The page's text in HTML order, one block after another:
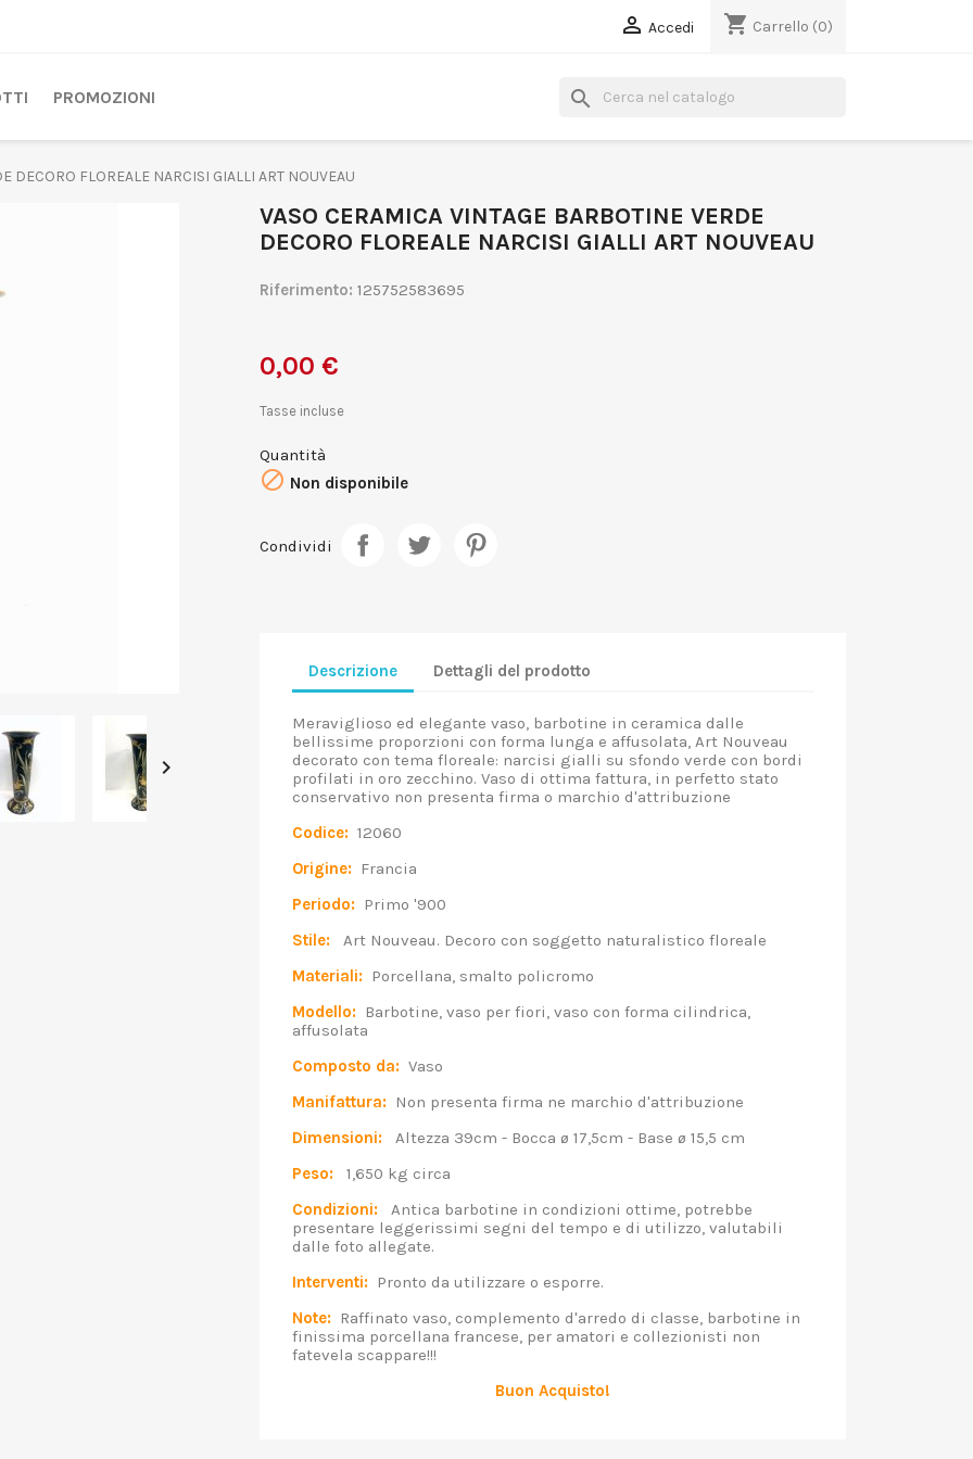
 Accedi shopping_cart Carrello (0)
PROMOZIONI search
DECORO FLOREALE NARCISI GIALLI ART NOUVEAU

VASO CERAMICA VINTAGE BARBOTINE VERDE
DECORO FLOREALE NARCISI GIALLI ART NOUVEAU
Riferimento: 125752583695
0,00 €
Tasse incluse
Quantità
 Non disponibile
Condividi
Descrizione Dettagli del prodotto
Meraviglioso ed elegante vaso, barbotine in ceramica dalle
bellissime proporzioni con forma lunga e affusolata, Art Nouveau
decorato con tema floreale: narcisi gialli su sfondo verde con bordi
profilati in oro zecchino. Vaso di ottima fattura, in perfetto stato
conservativo non presenta firma o marchio d'attribuzione
Codice: 12060
Origine: Francia
Periodo: Primo '900
Stile: Art Nouveau. Decoro con soggetto naturalistico floreale
Materiali: Porcellana, smalto policromo
Modello: Barbotine, vaso per fiori, vaso con forma cilindrica,
affusolata
Composto da: Vaso
Manifattura: Non presenta firma ne marchio d'attribuzione
Dimensioni: Altezza 39cm - Bocca ø 17,5cm - Base ø 15,5 cm
Peso: 1,650 kg circa
Condizioni: Antica barbotine in condizioni ottime, potrebbe
presentare leggerissimi segni del tempo e di utilizzo, valutabili
dalle foto allegate.
Interventi: Pronto da utilizzare o esporre.
Note: Raffinato vaso, complemento d'arredo di classe, barbotine in
finissima porcellana francese, per amatori e collezionisti non
fatevela scappare!!!
Buon Acquisto!